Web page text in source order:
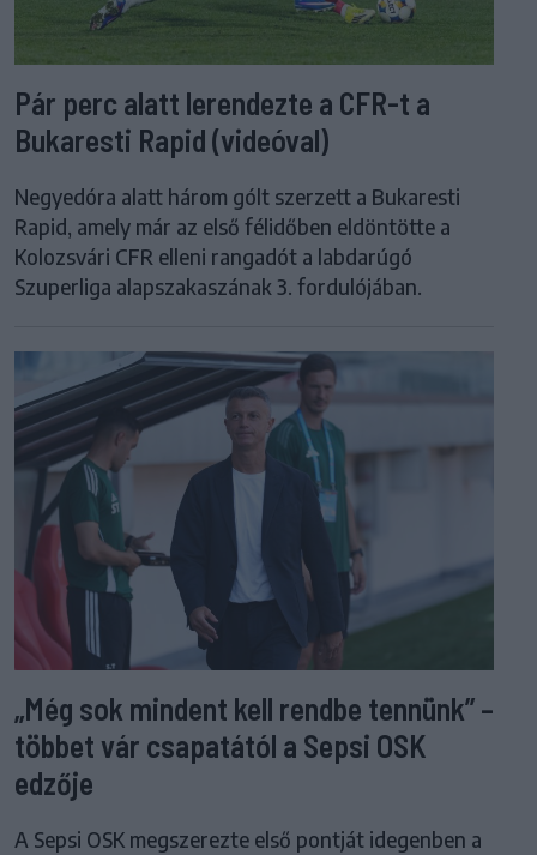
Pár perc alatt lerendezte a CFR-t a
Bukaresti Rapid (videóval)
Negyedóra alatt három gólt szerzett a Bukaresti
Rapid, amely már az első félidőben eldöntötte a
Kolozsvári CFR elleni rangadót a labdarúgó
Szuperliga alapszakaszának 3. fordulójában.
„Még sok mindent kell rendbe tennünk” –
többet vár csapatától a Sepsi OSK
edzője
A Sepsi OSK megszerezte első pontját idegenben a